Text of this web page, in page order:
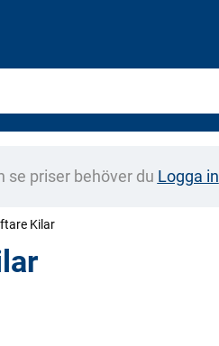
se priser behöver du Logga in
Kilar